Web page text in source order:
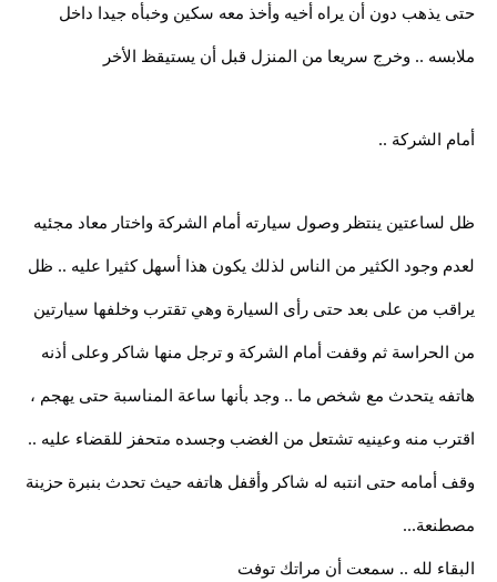
حتى يذهب دون أن يراه أخيه وأخذ معه سكين وخبأه جيدا داخل
ملابسه .. وخرج سريعا من المنزل قبل أن يستيقظ الأخر
أمام الشركة ..
ظل لساعتين ينتظر وصول سيارته أمام الشركة واختار معاد مجئيه
لعدم وجود الكثير من الناس لذلك يكون هذا أسهل كثيرا عليه .. ظل
يراقب من على بعد حتى رأى السيارة وهي تقترب وخلفها سيارتين
من الحراسة ثم وقفت أمام الشركة و ترجل منها شاكر وعلى أذنه
هاتفه يتحدث مع شخص ما .. وجد بأنها ساعة المناسبة حتى يهجم ،
اقترب منه وعينيه تشتعل من الغضب وجسده متحفز للقضاء عليه ..
وقف أمامه حتى انتبه له شاكر وأقفل هاتفه حيث تحدث بنبرة حزينة
مصطنعة...
البقاء لله .. سمعت أن مراتك توفت